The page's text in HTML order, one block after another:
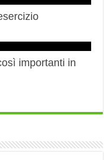
importanti in